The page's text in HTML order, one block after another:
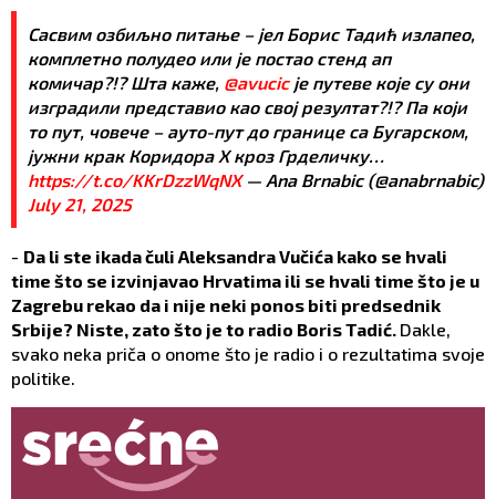
Сасвим озбиљно питање – јел Борис Тадић излапео,
комплетно полудео или је постао стенд ап
комичар?!? Шта каже, @avucicје путеве које су они
изградили представио као свој резултат?!? Па који
то пут, човече – ауто-пут до границе са Бугарском,
јужни крак Коридора Х кроз Грделичку…
https://t.co/KKrDzzWqNX— Ana Brnabic (@anabrnabic)
July 21, 2025
- Da li ste ikada čuli Aleksandra Vučića kako se hvali
time što se izvinjavao Hrvatima ili se hvali time što je u
Zagrebu rekao da i nije neki ponos biti predsednik
Srbije? Niste, zato što je to radio Boris Tadić. Dakle,
svako neka priča o onome što je radio i o rezultatima svoje
politike.